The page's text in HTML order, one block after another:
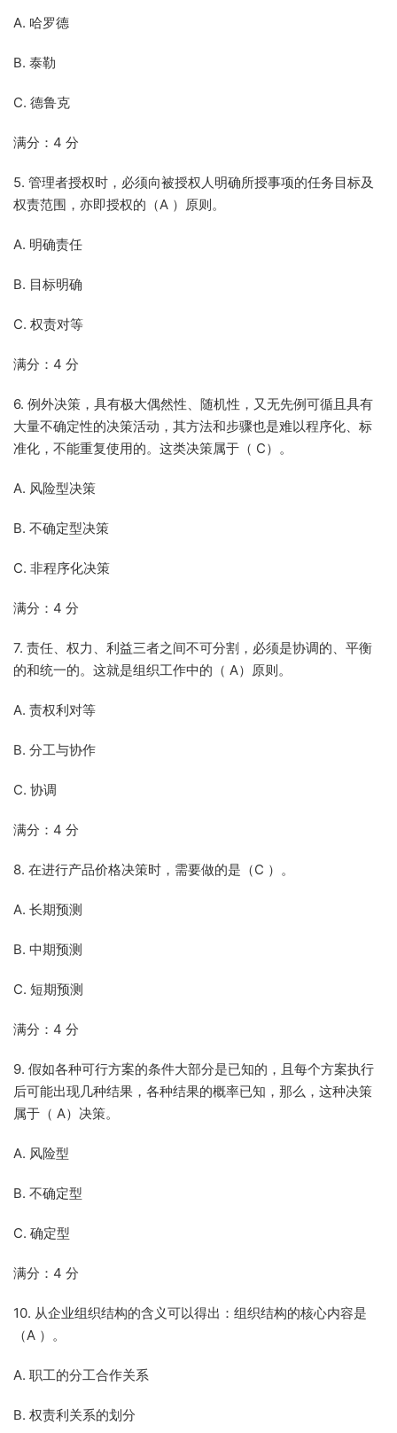
A. 哈罗德
B. 泰勒
C. 德鲁克
满分：4 分
5. 管理者授权时，必须向被授权人明确所授事项的任务目标及
权责范围，亦即授权的（A ）原则。
A. 明确责任
B. 目标明确
C. 权责对等
满分：4 分
6. 例外决策，具有极大偶然性、随机性，又无先例可循且具有
大量不确定性的决策活动，其方法和步骤也是难以程序化、标
准化，不能重复使用的。这类决策属于（ C）。
A. 风险型决策
B. 不确定型决策
C. 非程序化决策
满分：4 分
7. 责任、权力、利益三者之间不可分割，必须是协调的、平衡
的和统一的。这就是组织工作中的（ A）原则。
A. 责权利对等
B. 分工与协作
C. 协调
满分：4 分
8. 在进行产品价格决策时，需要做的是（C ）。
A. 长期预测
B. 中期预测
C. 短期预测
满分：4 分
9. 假如各种可行方案的条件大部分是已知的，且每个方案执行
后可能出现几种结果，各种结果的概率已知，那么，这种决策
属于（ A）决策。
A. 风险型
B. 不确定型
C. 确定型
满分：4 分
10. 从企业组织结构的含义可以得出：组织结构的核心内容是
（A ）。
A. 职工的分工合作关系
B. 权责利关系的划分